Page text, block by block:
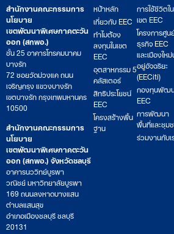
สำนักงานคณะกรรมการ
นโยบาย
เขตพัฒนาพิเศษภาคตะวัน
ออก (สกพอ.)
ชั้น 25 อาคารโทรคมนาคม
บางรัก
72 ซอยวัดม่วงแค ถนน
เจริญกรุง แขวงบางรัก
เขตบางรัก กรุงเทพมหานคร
10500
สำนักงานคณะกรรมการ
นโยบาย
เขตพัฒนาพิเศษภาคตะวัน
ออก (สกพอ.) จังหวัดชลบุรี
อาคารนววิทย์บูรพา
วณิชย์ มหาวิทยาลัยบูรพา
169 ถนนลงหาดบางแสน
ตำบลแสนสุข
อำเภอเมืองชลบุรี ชลบุรี
20131
หน้าหลัก
เกี่ยวกับ EEC
ทำไมต้อง
ลงทุนในเขต
EEC
อุตสาหกรรม 5
คลัสเตอร์
สิทธิประโยชน์
EEC
โครงสร้างพื้น
ฐาน
การใช้ชีวิตใน
เขต EEC
โครงการศูน
ธุรกิจ EEC
และเมืองให
อยู่อัจฉริยะ
(EECiti)
กองทุนพัฒ
EEC
การพัฒนา
พื้นที่และชุม
ร่วมงานกับเ